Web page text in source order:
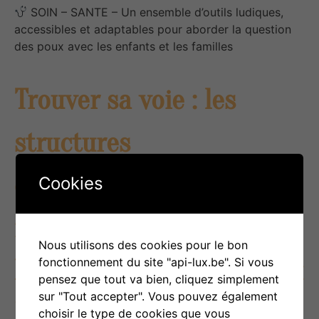
SOIN – SANTE – Un ensemble d’outils ludiques,
accessibles et adaptables pour aborder la question
des poux avec les enfants et les familles
Trouver sa voie : les
structures
d’accompagnement à la
formation, à l’emploi et à
l’insertion en province du
Cookies
Nous utilisons des cookies pour le bon
fonctionnement du site "api-lux.be". Si vous
pensez que tout va bien, cliquez simplement
sur "Tout accepter". Vous pouvez également
choisir le type de cookies que vous